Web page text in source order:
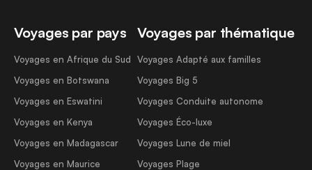
Voyages par pays
Voyages en Afrique du Sud
Voyages en Botswana
Voyages en Eswatini
Voyages en Kenya
Voyages en Madagascar
Voyages en Maurice
Voyages par thématique
Voyages Adapté aux familles
Voyages Big 5
Voyages Conduite autonome
Voyages Éco-luxe
Voyages Lune de miel
Voyages Plage